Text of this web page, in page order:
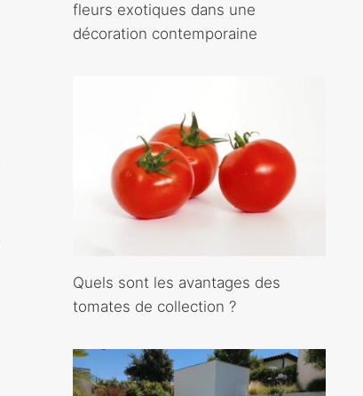
fleurs exotiques dans une
décoration contemporaine
Quels sont les avantages des
tomates de collection ?